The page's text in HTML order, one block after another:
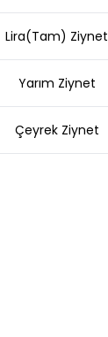
Lira(Tam) Ziynet
Yarım Ziynet
Çeyrek Ziynet